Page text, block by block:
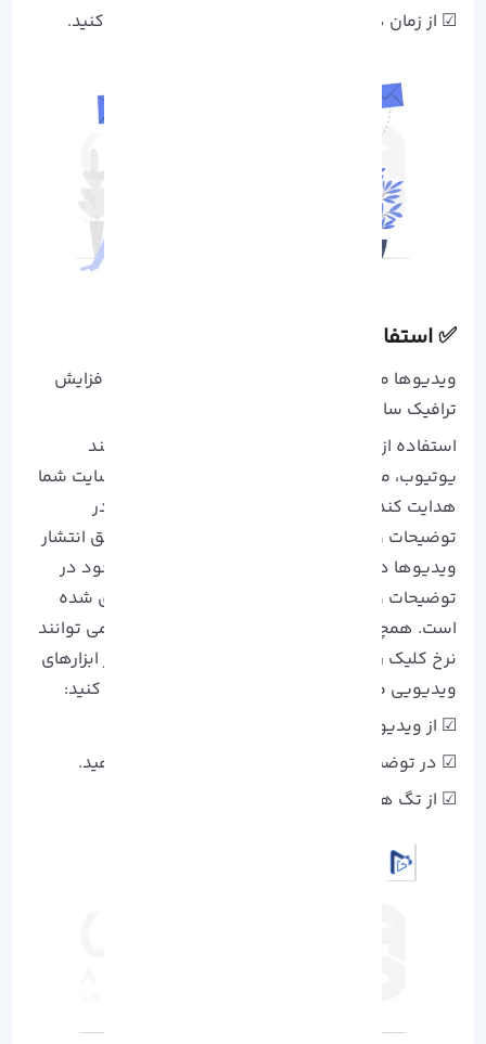
☑ از زمان های مناسب برای ارسال ایمیل استفاده کنید.
✅ استفاده از ابزارهای ویدیویی
ویدیوها می‌توانند یکی از سریع‌ترین ابزارها برای افزایش
ترافیک سایت در مدت کوتاه باشند.
استفاده از ویدیو ها، به ویژه در پلتفرم هایی مانند
یوتیوب، می تواند به صورت موثری ترافیک را به سایت شما
هدایت کند، به خصوص با قرار دادن لینک سایت در
توضیحات ویدیو. به عنوان مثال، TED Talks از طریق انتشار
ویدیوها در یوتیوب و قرار دادن لینک وبسایت خود در
توضیحات ویدیو، موفق به افزایش ترافیک ورودی شده
است. همچنین، آمار نشان می دهد که ویدیو ها می توانند
نرخ کلیک را تا 65% افزایش دهند. برای استفاده از ابزارهای
ویدیویی می توانید از نکات زیر برای اجرا استفاده کنید:
☑ از ویدیو های جذاب و کوتاه استفاده کنید.
☑ در توضیحات ویدیو، لینک سایت خود را قرار دهید.
☑ از تگ های مرتبط برای ویدیوها استفاده کنید.